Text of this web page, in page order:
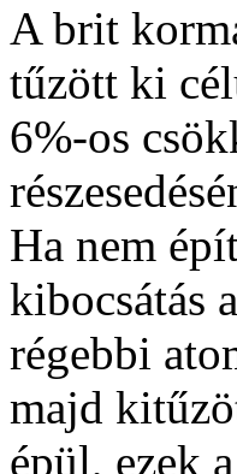
A brit
tűzött ki
6%-os
Ha nem
kibocsátás
régebbi
majd
épül, ezek